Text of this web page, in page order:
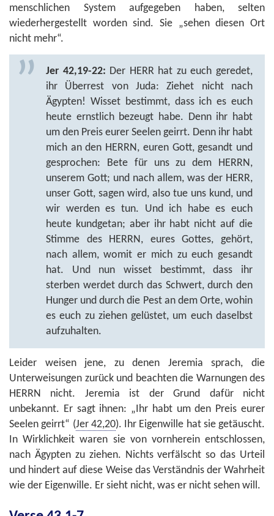
menschlichen System aufgegeben haben, selten
wiederhergestellt worden sind. Sie „sehen diesen Ort
nicht mehr“.
Jer 42,19-22: Der HERR hat zu euch geredet,
ihr Überrest von Juda: Ziehet nicht nach
Ägypten! Wisset bestimmt, dass ich es euch
heute ernstlich bezeugt habe. Denn ihr habt
um den Preis eurer Seelen geirrt. Denn ihr habt
mich an den HERRN, euren Gott, gesandt und
gesprochen: Bete für uns zu dem HERRN,
unserem Gott; und nach allem, was der HERR,
unser Gott, sagen wird, also tue uns kund, und
wir werden es tun. Und ich habe es euch
heute kundgetan; aber ihr habt nicht auf die
Stimme des HERRN, eures Gottes, gehört,
nach allem, womit er mich zu euch gesandt
hat. Und nun wisset bestimmt, dass ihr
sterben werdet durch das Schwert, durch den
Hunger und durch die Pest an dem Orte, wohin
es euch zu ziehen gelüstet, um euch daselbst
aufzuhalten.
Leider weisen jene, zu denen Jeremia sprach, die
Unterweisungen zurück und beachten die Warnungen des
HERRN nicht. Jeremia ist der Grund dafür nicht
unbekannt. Er sagt ihnen: „Ihr habt um den Preis eurer
Seelen geirrt“ (Jer 42,20). Ihr Eigenwille hat sie getäuscht.
In Wirklichkeit waren sie von vornherein entschlossen,
nach Ägypten zu ziehen. Nichts verfälscht so das Urteil
und hindert auf diese Weise das Verständnis der Wahrheit
wie der Eigenwille. Er sieht nicht, was er nicht sehen will.